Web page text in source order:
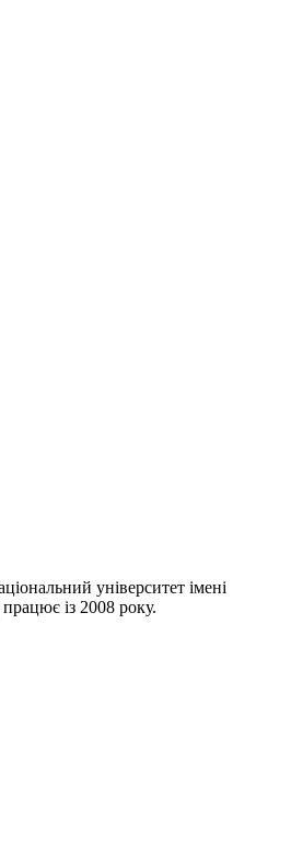
університет імені
із 2008 року.